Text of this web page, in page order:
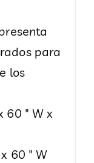
para
los
60 ″ W x
60 ″ W